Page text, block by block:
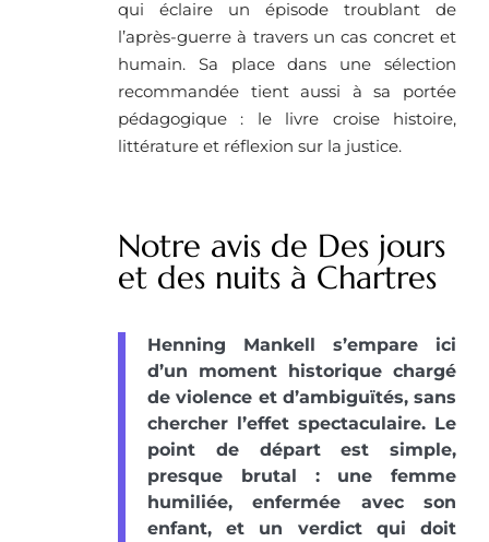
qui éclaire un épisode troublant de
l’après-guerre à travers un cas concret et
humain. Sa place dans une sélection
recommandée tient aussi à sa portée
pédagogique : le livre croise histoire,
littérature et réflexion sur la justice.
Notre avis de Des jours
et des nuits à Chartres
Henning Mankell s’empare ici
d’un moment historique chargé
de violence et d’ambiguïtés, sans
chercher l’effet spectaculaire. Le
point de départ est simple,
presque brutal : une femme
humiliée, enfermée avec son
enfant, et un verdict qui doit